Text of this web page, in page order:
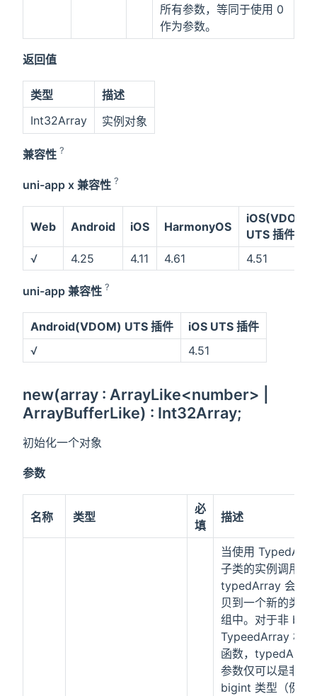
所有参数，等同于使用 0
作为参数。
返回值
类型
描述
Int32Array
实例对象
兼容性 ?
uni-app x 兼容性 ?
Web Android iOS HarmonyOS
iOS(VDOM)
UTS 插件
√
4.25 4.11 4.61 4.51
uni-app 兼容性 ?
Android(VDOM) UTS 插件
iOS UTS 插件
√
4.51
new(array : ArrayLike<number> |
ArrayBufferLike) : Int32Array;
初始化一个对象
参数
名称 类型
必
填
描述
当使用
子类的实例调用时
typedArray 会被
贝到一个新的类型
组中。对于非
TypeedArray 构造
函数，typedArray
参数仅可以是非
bigint 类型（例如